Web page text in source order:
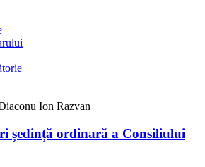
Ion Razvan
ședință ordinară a Consiliului